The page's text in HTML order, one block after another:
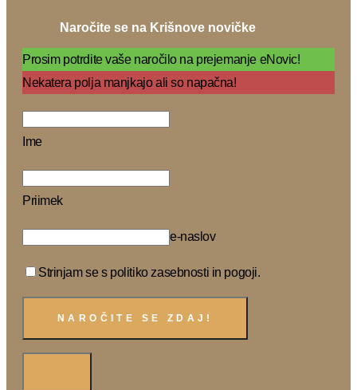
Naročite se na Krišnove novičke
Prosim potrdite vaše naročilo na prejemanje eNovic!
Nekatera polja manjkajo ali so napačna!
Ime
Priimek
e-naslov
Strinjam se s politiko zasebnosti in pogoji.